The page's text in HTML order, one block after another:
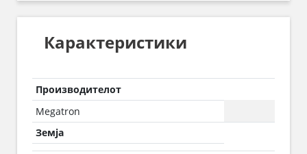
Карактеристики
Производителот
Megatron
Земја